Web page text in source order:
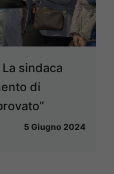
sindaca
di
5 Giugno 2024